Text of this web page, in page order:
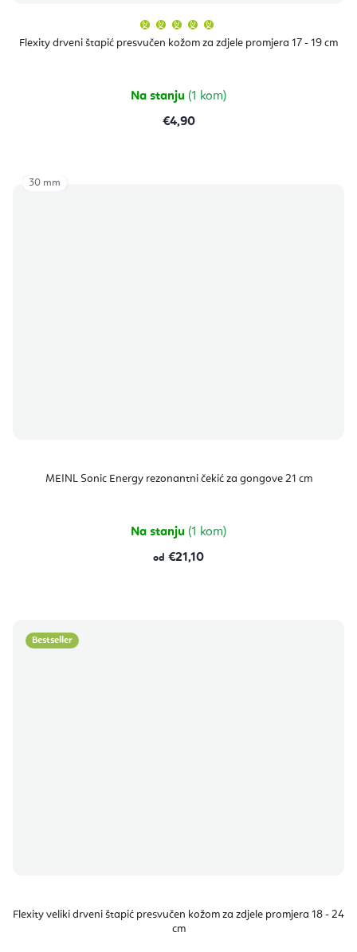
Flexity drveni štapić presvučen kožom za zdjele promjera 17 - 19 cm
proizvoda
je
zvjezdica.
Na stanju (1 kom)
€4,90
MEINL Sonic Energy rezonantni čekić za gongove 21 cm
Na stanju (1 kom)
od €21,10
30 mm
Bestseller
Flexity veliki drveni štapić presvučen kožom za zdjele promjera 18 - 24
cm